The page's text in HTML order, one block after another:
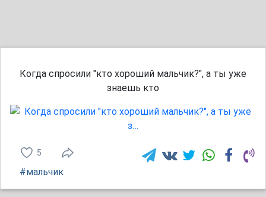
Когда спросили "кто хороший мальчик?", а ты уже
знаешь кто
5
#мальчик